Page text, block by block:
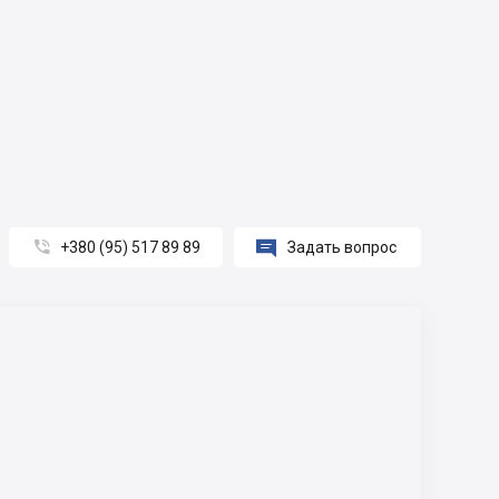
 +380 (95) 517 89 89  Задать вопрос